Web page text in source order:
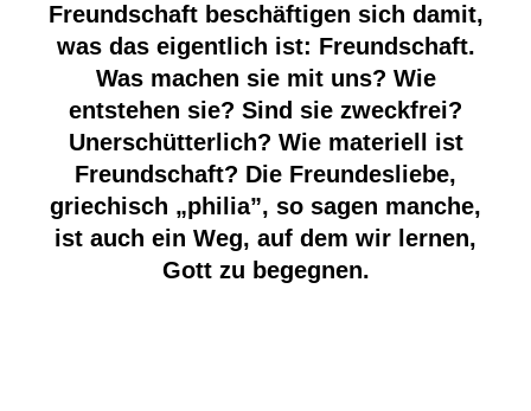
Freundschaft beschäftigen sich damit,
was das eigentlich ist: Freundschaft.
Was machen sie mit uns? Wie
entstehen sie? Sind sie zweckfrei?
Unerschütterlich? Wie materiell ist
Freundschaft? Die Freundesliebe,
griechisch „philia”, so sagen manche,
ist auch ein Weg, auf dem wir lernen,
Gott zu begegnen.